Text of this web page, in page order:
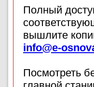
Полный
вышлите
info@e-
Посмотреть